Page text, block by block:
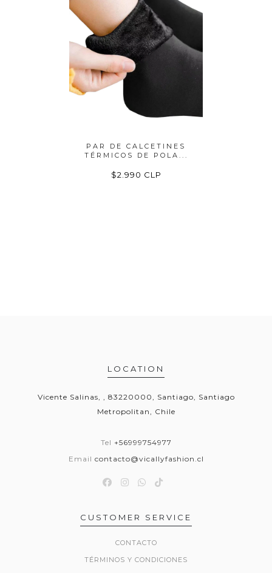
PAR DE CALCETINES
TÉRMICOS DE POLA...
$2.990 CLP
LOCATION
Vicente Salinas, , 83220000, Santiago, Santiago
Metropolitan, Chile
Tel +56999754977
Email contacto@vicallyfashion.cl
CUSTOMER SERVICE
CONTACTO
TÉRMINOS Y CONDICIONES